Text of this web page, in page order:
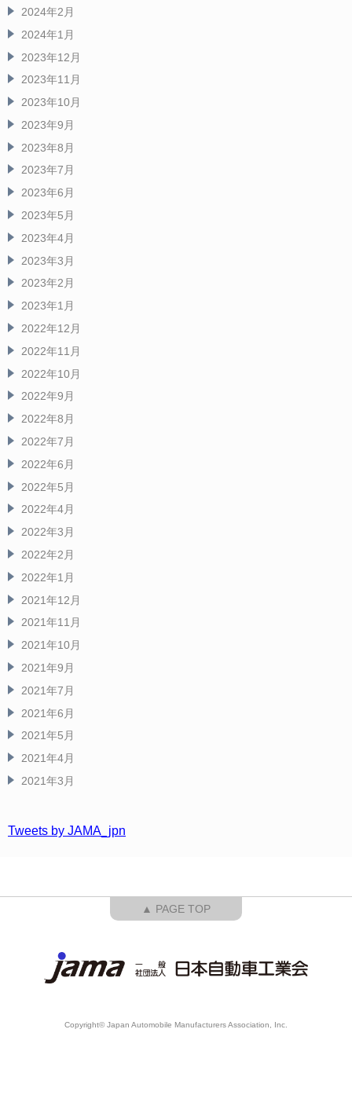
2024年2月
2024年1月
2023年12月
2023年11月
2023年10月
2023年9月
2023年8月
2023年7月
2023年6月
2023年5月
2023年4月
2023年3月
2023年2月
2023年1月
2022年12月
2022年11月
2022年10月
2022年9月
2022年8月
2022年7月
2022年6月
2022年5月
2022年4月
2022年3月
2022年2月
2022年1月
2021年12月
2021年11月
2021年10月
2021年9月
2021年7月
2021年6月
2021年5月
2021年4月
2021年3月
Tweets by JAMA_jpn
▲ PAGE TOP
Copyright© Japan Automobile Manufacturers Association, Inc.